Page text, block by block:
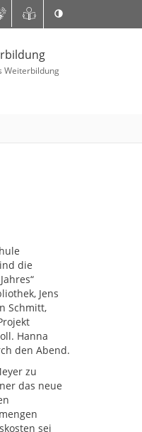
Weiterbildung
die
Jens
Schmitt,
Hanna
den Abend.
zu
das neue
sei